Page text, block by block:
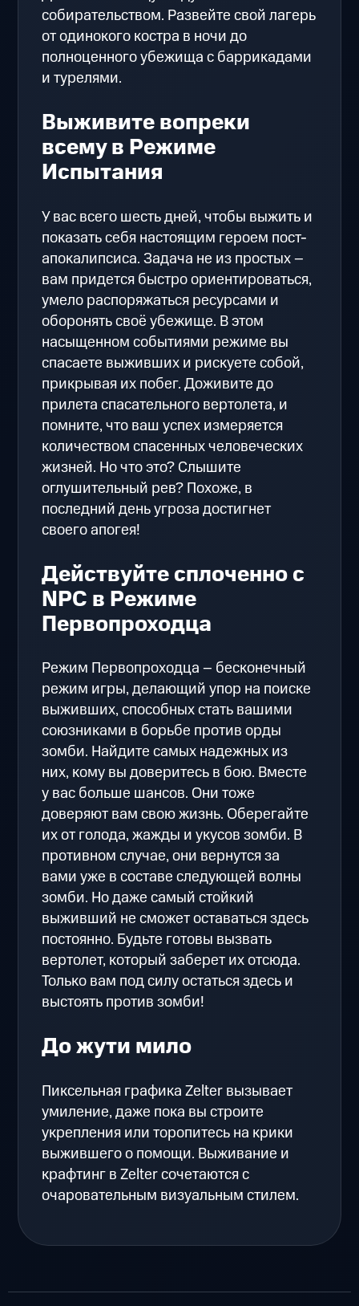
собирательством. Развейте свой лагерь
от одинокого костра в ночи до
полноценного убежища с баррикадами
и турелями.
Выживите вопреки
всему в Режиме
Испытания
У вас всего шесть дней, чтобы выжить и
показать себя настоящим героем пост-
апокалипсиса. Задача не из простых –
вам придется быстро ориентироваться,
умело распоряжаться ресурсами и
оборонять своё убежище. В этом
насыщенном событиями режиме вы
спасаете выживших и рискуете собой,
прикрывая их побег. Доживите до
прилета спасательного вертолета, и
помните, что ваш успех измеряется
количеством спасенных человеческих
жизней. Но что это? Слышите
оглушительный рев? Похоже, в
последний день угроза достигнет
своего апогея!
Действуйте сплоченно с
NPC в Режиме
Первопроходца
Режим Первопроходца – бесконечный
режим игры, делающий упор на поиске
выживших, способных стать вашими
союзниками в борьбе против орды
зомби. Найдите самых надежных из
них, кому вы доверитесь в бою. Вместе
у вас больше шансов. Они тоже
доверяют вам свою жизнь. Оберегайте
их от голода, жажды и укусов зомби. В
противном случае, они вернутся за
вами уже в составе следующей волны
зомби. Но даже самый стойкий
выживший не сможет оставаться здесь
постоянно. Будьте готовы вызвать
вертолет, который заберет их отсюда.
Только вам под силу остаться здесь и
выстоять против зомби!
До жути мило
Пиксельная графика Zelter вызывает
умиление, даже пока вы строите
укрепления или торопитесь на крики
выжившего о помощи. Выживание и
крафтинг в Zelter сочетаются с
очаровательным визуальным стилем.